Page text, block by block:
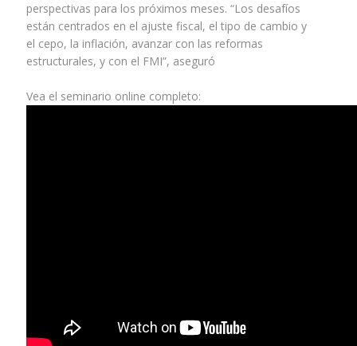
perspectivas para los próximos meses. “Los desafíos
están centrados en el ajuste fiscal, el tipo de cambio y
el cepo, la inflación, avanzar con las reformas
estructurales, y con el FMI”, aseguró
Vea el seminario online completo: